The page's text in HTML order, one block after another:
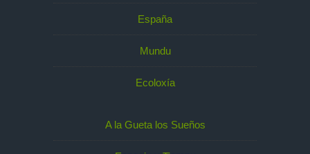
España
Mundu
Ecoloxía
A la Gueta los Sueños